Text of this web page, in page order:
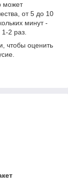
может
от 5 до 10
минут -
2 раз.
чтобы оценить